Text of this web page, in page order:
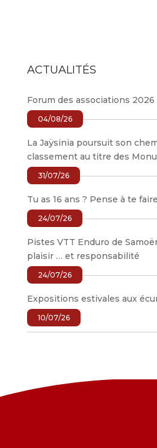
ACTUALITÉS
Forum des associations 2026
04/08/26
La Jaÿsinia poursuit son
classement au titre des
31/07/26
Tu as 16 ans ? Pense à te
24/07/26
Pistes VTT Enduro de
plaisir … et responsabilité
24/07/26
Expositions estivales aux
10/07/26